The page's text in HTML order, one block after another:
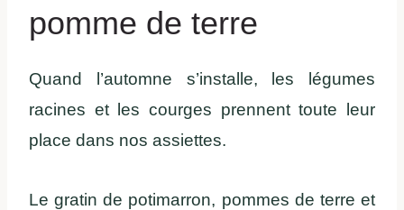
pomme de terre
Quand l’automne s’installe, les légumes
racines et les courges prennent toute leur
place dans nos assiettes.
Le gratin de potimarron, pommes de terre et